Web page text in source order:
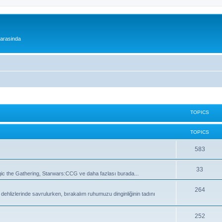
TOPICS
TOPICS
583T
o
s
the Gathering, Starwars:CCG ve daha fazlası burada...
33
o
i
savrulurken, bırakalım ruhumuzu dinginliğinin tadını
264T
p
252T